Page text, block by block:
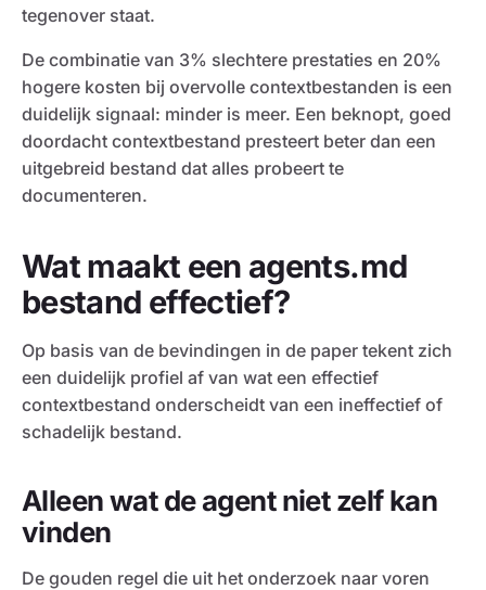
tegenover staat.
De combinatie van 3% slechtere prestaties en 20%
hogere kosten bij overvolle contextbestanden is een
duidelijk signaal: minder is meer. Een beknopt, goed
doordacht contextbestand presteert beter dan een
uitgebreid bestand dat alles probeert te
documenteren.
Wat maakt een agents.md
bestand effectief?
Op basis van de bevindingen in de paper tekent zich
een duidelijk profiel af van wat een effectief
contextbestand onderscheidt van een ineffectief of
schadelijk bestand.
Alleen wat de agent niet zelf kan
vinden
De gouden regel die uit het onderzoek naar voren